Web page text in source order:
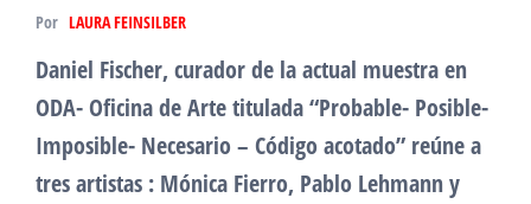
Por LAURA FEINSILBER
Daniel Fischer, curador de la actual muestra en
ODA- Oficina de Arte titulada “Probable- Posible-
Imposible- Necesario – Código acotado” reúne a
tres artistas : Mónica Fierro, Pablo Lehmann y